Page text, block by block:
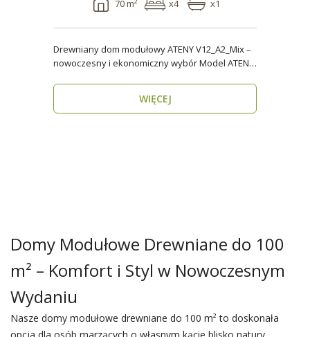
70 m² x4 x1
Drewniany dom modułowy ATENY V12_A2_Mix –
nowoczesny i ekonomiczny wybór Model ATENY
WIĘCEJ
Domy Modułowe Drewniane do 100
m² – Komfort i Styl w Nowoczesnym
Wydaniu
Nasze domy modułowe drewniane do 100 m² to doskonała